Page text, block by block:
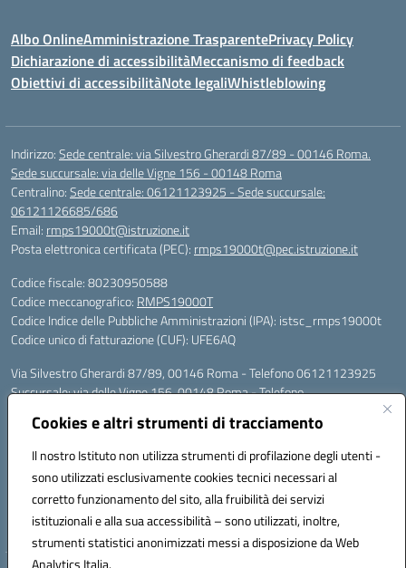
Cookies e altri strumenti di tracciamento
Il nostro Istituto non utilizza strumenti di profilazione degli utenti -
sono utilizzati esclusivamente cookies tecnici necessari al
corretto funzionamento del sito, alla fruibilità dei servizi
istituzionali e alla sua accessibilità – sono utilizzati, inoltre,
strumenti statistici anonimizzati messi a disposizione da Web
Analytics Italia.
Albo OnlineAmministrazione TrasparentePrivacy Policy
Dichiarazione di accessibilitàMeccanismo di feedback
Obiettivi di accessibilitàNote legaliWhistleblowing
Indirizzo:Sede centrale: via Silvestro Gherardi 87/89 - 00146 Roma.
Sede succursale: via delle Vigne 156 - 00148 Roma
Centralino:Sede centrale: 06121123925 - Sede succursale:
06121126685/686
Email: rmps19000t@istruzione.it
Posta elettronica certificata (PEC): rmps19000t@pec.istruzione.it
Codice fiscale: 80230950588
Codice meccanografico: RMPS19000T
Codice Indice delle Pubbliche Amministrazioni (IPA): istsc_rmps19000t
Codice unico di fatturazione (CUF): UFE6AQ
Via Silvestro Gherardi 87/89, 00146 Roma - Telefono 06121123925
Succursale: via delle Vigne 156, 00148 Roma - Telefono
Mail: rmps19000t@istruzione.it - PEC: rmps19000t@pec.istruzione.it
Per contatti con il Dirigente Scolastico, utilizzare esclusivamente
Codice univoco ufficio: UFE6AQ
Codice meccanografico: RMPS19000T
Codice fiscale: 80230950588